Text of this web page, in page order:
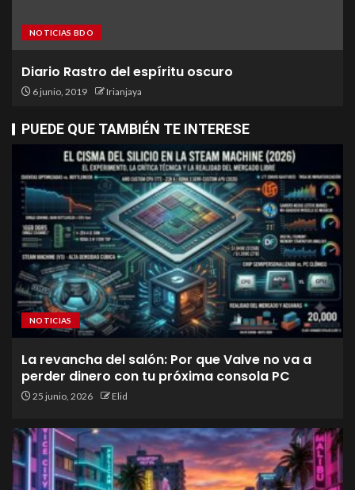
NOTICIAS BDO
Diario Rastro del espíritu oscuro
6 junio, 2019 Irianjaya
PUEDE QUE TAMBIÉN TE INTERESE
NOTICIAS
La revancha del salón: Por que Valve no va a
perder dinero con tu próxima consola PC
25 junio, 2026 Elid